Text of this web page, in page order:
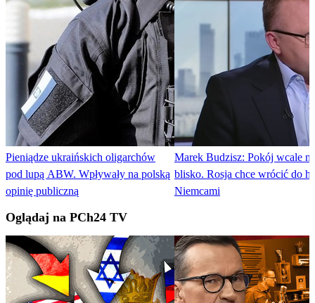
Pieniądze ukraińskich oligarchów
pod lupą ABW. Wpływały na polską
opinię publiczną
Marek Budzisz: Pokój wcale
blisko. Rosja chce wrócić do
Niemcami
Oglądaj na PCh24 TV